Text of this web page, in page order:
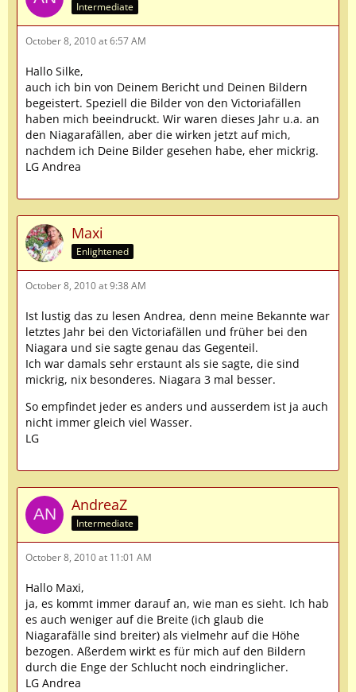
Intermediate
October 8, 2010 at 6:57 AM
Hallo Silke,
auch ich bin von Deinem Bericht und Deinen Bildern
begeistert. Speziell die Bilder von den Victoriafällen
haben mich beeindruckt. Wir waren dieses Jahr u.a. an
den Niagarafällen, aber die wirken jetzt auf mich,
nachdem ich Deine Bilder gesehen habe, eher mickrig.
LG Andrea
Maxi
Enlightened
October 8, 2010 at 9:38 AM
Ist lustig das zu lesen Andrea, denn meine Bekannte war
letztes Jahr bei den Victoriafällen und früher bei den
Niagara und sie sagte genau das Gegenteil.
Ich war damals sehr erstaunt als sie sagte, die sind
mickrig, nix besonderes. Niagara 3 mal besser.
So empfindet jeder es anders und ausserdem ist ja auch
nicht immer gleich viel Wasser.
LG
AndreaZ
Intermediate
October 8, 2010 at 11:01 AM
Hallo Maxi,
ja, es kommt immer darauf an, wie man es sieht. Ich hab
es auch weniger auf die Breite (ich glaub die
Niagarafälle sind breiter) als vielmehr auf die Höhe
bezogen. Aßerdem wirkt es für mich auf den Bildern
durch die Enge der Schlucht noch eindringlicher.
LG Andrea